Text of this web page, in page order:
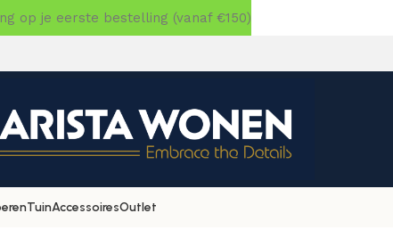
TuinAccessoiresOutlet
op je eerste bestelling (vanaf €150)